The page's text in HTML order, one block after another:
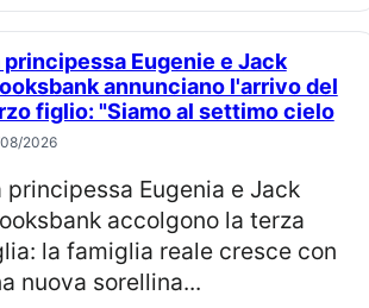
annunciano l'arrivo del
figlio: "Siamo al settimo cielo
2026
accolgono la terza
la famiglia reale cresce con
nuova sorellina...